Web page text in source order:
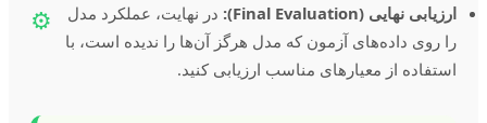
⚙️ ارزیابی نهایی (Final Evaluation):
در نهایت، عملکرد مدل
را روی داده‌های آزمون که مدل هرگز آن‌ها را ندیده است، با
استفاده از معیارهای مناسب ارزیابی کنید.